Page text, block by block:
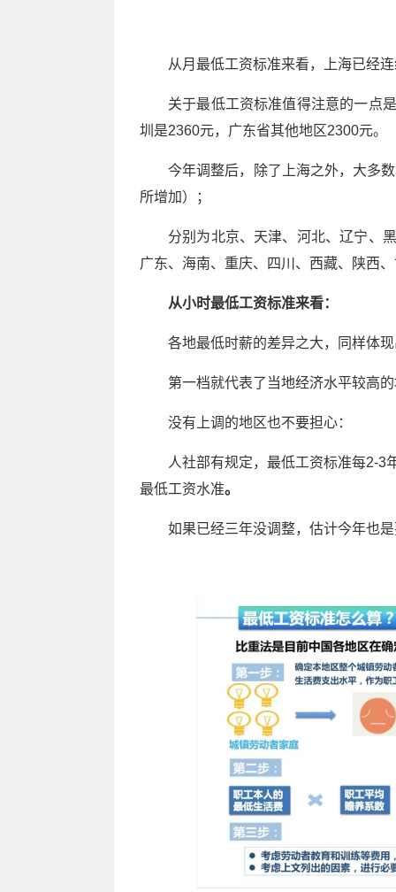
从月最低工资标准来看，上海已经
关于最低工资标准值得注意的一点
圳是2360元，广东省其他地区2300元。
今年调整后，除了上海之外，大多
所增加）；
分别为北京、天津、河北、辽宁、
广东、海南、重庆、四川、西藏、陕西
从小时最低工资标准来看：
各地最低时薪的差异之大，同样体
第一档就代表了当地经济水平较高
没有上调的地区也不要担心：
人社部有规定，最低工资标准每2-3
最低工资水准。
如果已经三年没调整，估计今年也